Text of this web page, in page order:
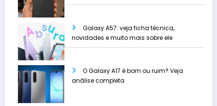
Galaxy A57: veja ficha técnica,
novidades e muito mais sobre ele
O Galaxy A17 é bom ou ruim? Veja
análise completa